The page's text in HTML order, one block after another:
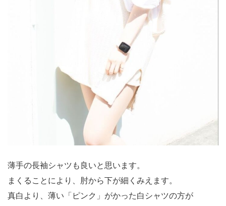
薄手の長袖シャツも良いと思います。
まくることにより、肘から下が細くみえます。
真白より、薄い「ピンク」がかった白シャツの方が